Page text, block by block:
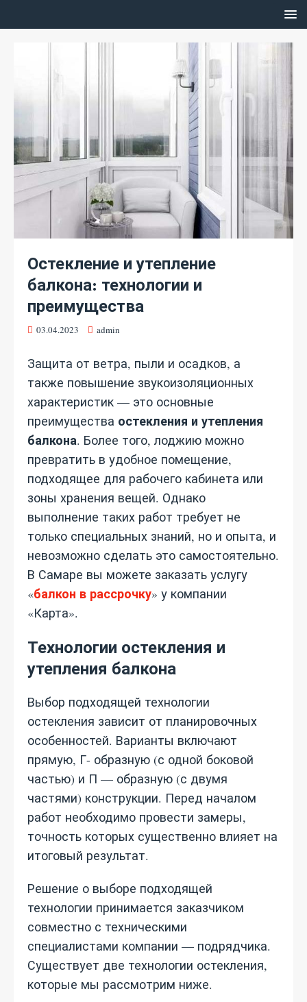
Остекление и утепление
балкона: технологии и
преимущества
03.04.2023 admin
Защита от ветра, пыли и осадков, а
также повышение звукоизоляционных
характеристик — это основные
преимущества остекления и утепления
балкона. Более того, лоджию можно
превратить в удобное помещение,
подходящее для рабочего кабинета или
зоны хранения вещей. Однако
выполнение таких работ требует не
только специальных знаний, но и опыта, и
невозможно сделать это самостоятельно.
В Самаре вы можете заказать услугу
«балкон в рассрочку» у компании
«Карта».
Технологии остекления и
утепления балкона
Выбор подходящей технологии
остекления зависит от планировочных
особенностей. Варианты включают
прямую, Г- образную (с одной боковой
частью) и П — образную (с двумя
частями) конструкции. Перед началом
работ необходимо провести замеры,
точность которых существенно влияет на
итоговый результат.
Решение о выборе подходящей
технологии принимается заказчиком
совместно с техническими
специалистами компании — подрядчика.
Существует две технологии остекления,
которые мы рассмотрим ниже.